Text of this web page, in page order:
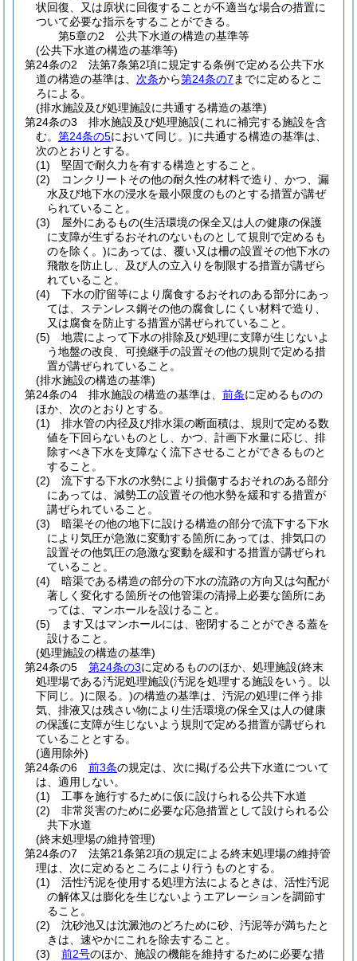
状回復、又は原状に回復することが不適当な場合の措置に
ついて必要な指示をすることができる。
第5章の2
公共下水道の構造の基準等
(公共下水道の構造の基準等)
第24条の2
法第7条第2項に規定する条例で定める公共下水
道の構造の基準は、 次条から第24条の7 までに定めるとこ
ろによる。
(排水施設及び処理施設に共通する構造の基準)
第24条の3
排水施設及び処理施設(これに補完する施設を含
む。 第24条の5において同じ。)に共通する構造の基準は、
次のとおりとする。
(1)
堅固で耐久力を有する構造とすること。
(2)
コンクリートその他の耐久性の材料で造り、かつ、漏
水及び地下水の浸水を最小限度のものとする措置が講ぜ
られていること。
(3)
屋外にあるもの(生活環境の保全又は人の健康の保護
に支障が生ずるおそれのないものとして規則で定めるも
のを除く。)にあっては、覆い又は柵の設置その他下水の
飛散を防止し、及び人の立入りを制限する措置が講ぜら
れていること。
(4)
下水の貯留等により腐食するおそれのある部分にあっ
ては、ステンレス鋼その他の腐食しにくい材料で造り、
又は腐食を防止する措置が講ぜられていること。
(5)
地震によって下水の排除及び処理に支障が生じないよ
う地盤の改良、可撓継手の設置その他の規則で定める措
置が講ぜられていること。
(排水施設の構造の基準)
第24条の4
排水施設の構造の基準は、 前条に定めるものの
ほか、次のとおりとする。
(1)
排水管の内径及び排水渠の断面積は、規則で定める数
値を下回らないものとし、かつ、計画下水量に応じ、排
除すべき下水を支障なく流下させることができるものと
すること。
(2)
流下する下水の水勢により損傷するおそれのある部分
にあっては、減勢工の設置その他水勢を緩和する措置が
講ぜられていること。
(3)
暗渠その他の地下に設ける構造の部分で流下する下水
により気圧が急激に変動する箇所にあっては、排気口の
設置その他気圧の急激な変動を緩和する措置が講ぜられ
ていること。
(4)
暗渠である構造の部分の下水の流路の方向又は勾配が
著しく変化する箇所その他管渠の清掃上必要な箇所にあ
っては、マンホールを設けること。
(5)
ます又はマンホールには、密閉することができる蓋を
設けること。
(処理施設の構造の基準)
第24条の5
第24条の3に定めるもののほか、処理施設(終末
処理場である汚泥処理施設(汚泥を処理する施設をいう。以
下同じ。)に限る。)の構造の基準は、汚泥の処理に伴う排
気、排液又は残さい物により生活環境の保全又は人の健康
の保護に支障が生じないよう規則で定める措置が講ぜられ
ていることとする。
(適用除外)
第24条の6
前3条の規定は、次に掲げる公共下水道について
は、適用しない。
(1)
工事を施行するために仮に設けられる公共下水道
(2)
非常災害のために必要な応急措置として設けられる公
共下水道
(終末処理場の維持管理)
第24条の7
法第21条第2項の規定による終末処理場の維持管
理は、次に定めるところにより行うものとする。
(1)
活性汚泥を使用する処理方法によるときは、活性汚泥
の解体又は膨化を生じないようエアレーションを調節す
ること。
(2)
沈砂池又は沈澱池のどろために砂、汚泥等が満ちたと
きは、速やかにこれを除去すること。
(3)
前2号のほか、施設の機能を維持するために必要な措